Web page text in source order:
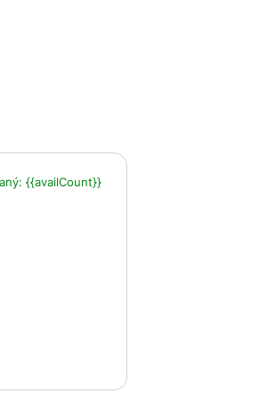
{{availCount}}